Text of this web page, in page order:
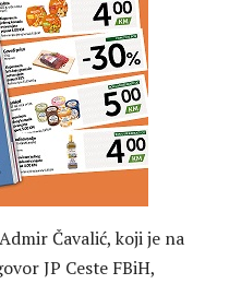
Čavalić, koji je na
JP Ceste FBiH,